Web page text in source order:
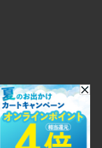
Reserved.